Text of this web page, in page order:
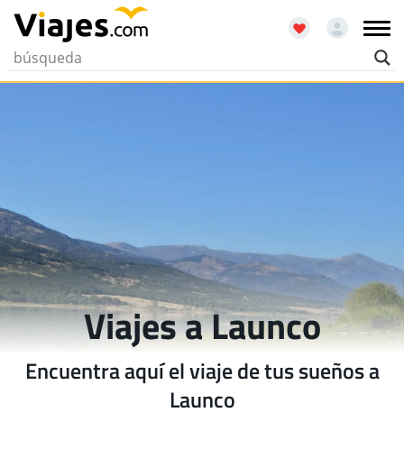
Viajes a Launco
Encuentra aquí el viaje de tus sueños a
Launco